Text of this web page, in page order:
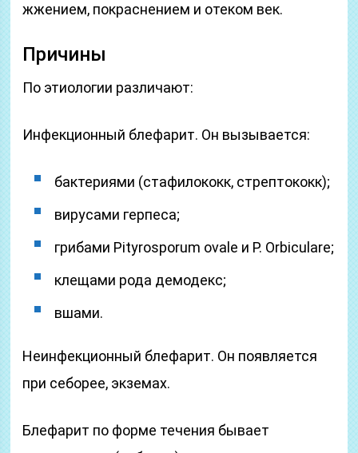
жжением, покраснением и отеком век.
Причины
По этиологии различают:
Инфекционный блефарит. Он вызывается:
бактериями (стафилококк, стрептококк);
вирусами герпеса;
грибами Pityrosporum ovale и Р. Orbiculare;
клещами рода демодекс;
вшами.
Неинфекционный блефарит. Он появляется
при себорее, экземах.
Блефарит по форме течения бывает